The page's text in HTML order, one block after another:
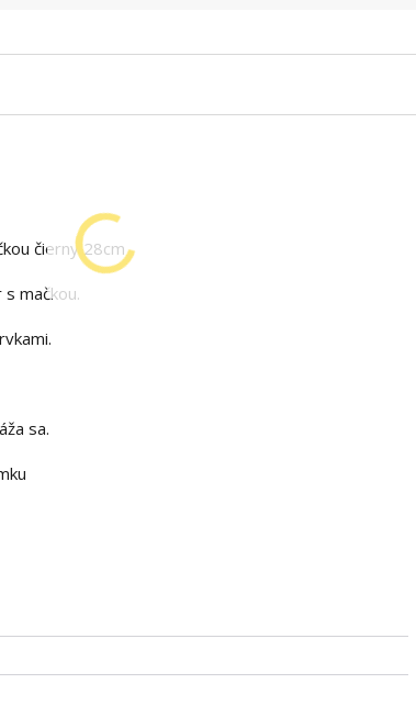
čierny 28cm
mačkou.
sa.